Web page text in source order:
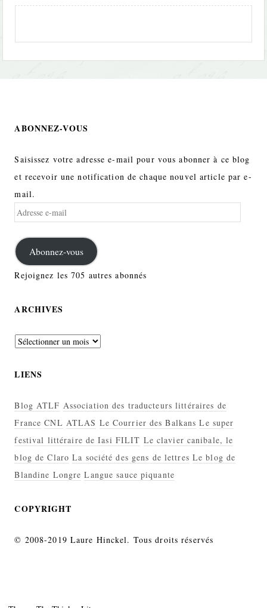
ABONNEZ-VOUS
Saisissez votre adresse e-mail pour vous abonner à ce blog
et recevoir une notification de chaque nouvel article par e-
mail.
Adresse
mail
Abonnez-vous
Rejoignez les 705 autres abonnés
ARCHIVES
Archives
LIENS
Blog ATLF Association des traducteurs littéraires de
France CNL ATLAS Le Courrier des Balkans Le super
festival littéraire de Iasi FILIT Le clavier canibale, le
blog de Claro La société des gens de lettres Le blog de
Blandine Longre Langue sauce piquante
COPYRIGHT
© 2008-2019 Laure Hinckel. Tous droits réservés